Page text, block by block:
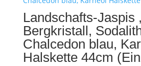
Landschafts-Jaspis ,
Bergkristall,
Chalcedon blau,
Halskette 44cm